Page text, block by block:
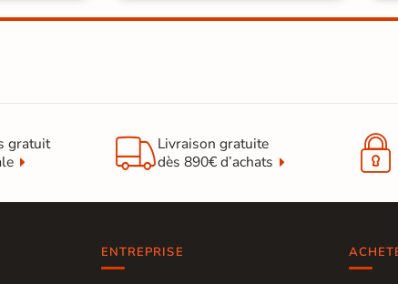
gratuit
Livraison gratuite
dès 890€ d’achats

ENTREPRISE